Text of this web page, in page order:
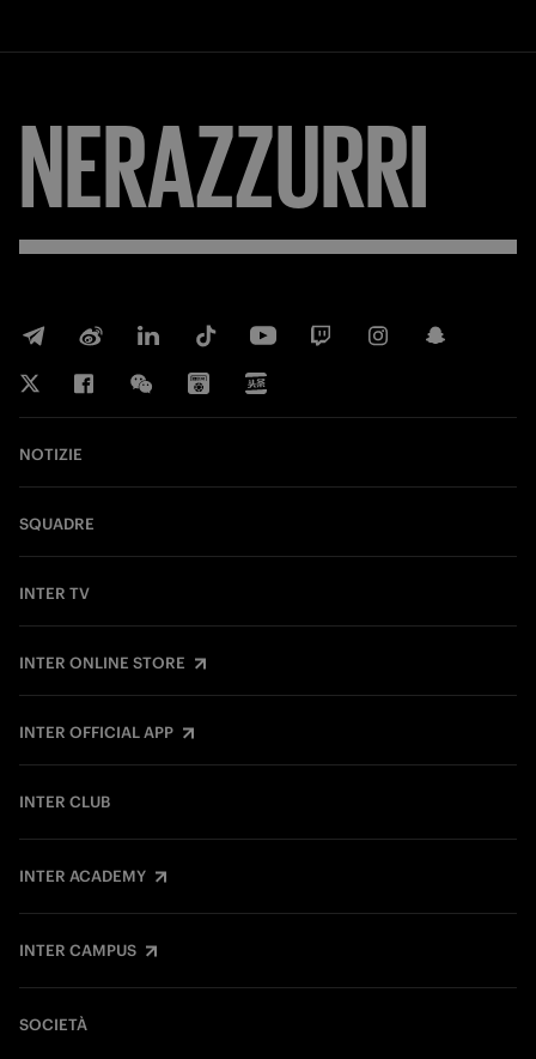
NERAZZURRI
NOTIZIE
SQUADRE
INTER TV
INTER ONLINE STORE
INTER OFFICIAL APP
INTER CLUB
INTER ACADEMY
INTER CAMPUS
SOCIETÀ